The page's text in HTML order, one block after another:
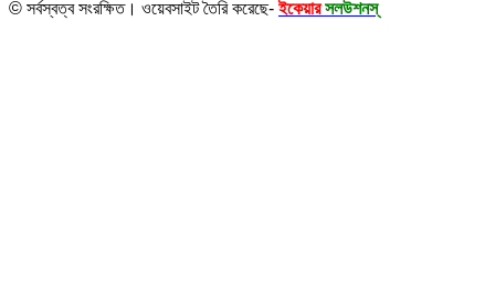
© সর্বস্বত্ব সংরক্ষিত। ওয়েবসাইট তৈরি করেছে-ইকেয়ার সলউশনস্